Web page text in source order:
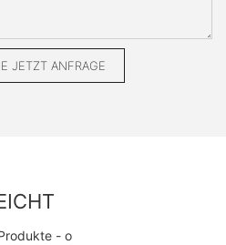
JETZT ANFRAGE
- o